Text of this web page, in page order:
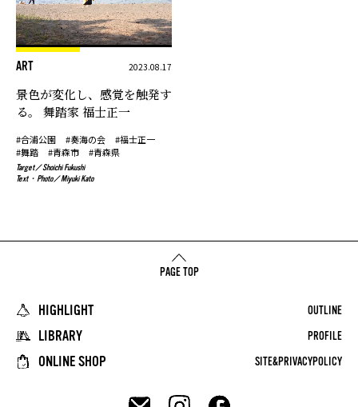
ART 2023.08.17
景色が変化し、感覚を触発す
る。
舞踏家 福士正一
#合浦公園 #奏海の会
#福士正一
#舞踏
#青森市 #青森県
Target
Shoichi Fukushi
Text・Photo
Miyuki Kato
PAGE TOP
HIGHLIGHT OUTLINE
LIBRARY PROFILE
ONLINE SHOP SITE&PRIVACYPOLICY